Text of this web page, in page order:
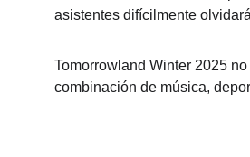
asistentes difícilmente
Tomorrowland Winter 2025
combinación de música,